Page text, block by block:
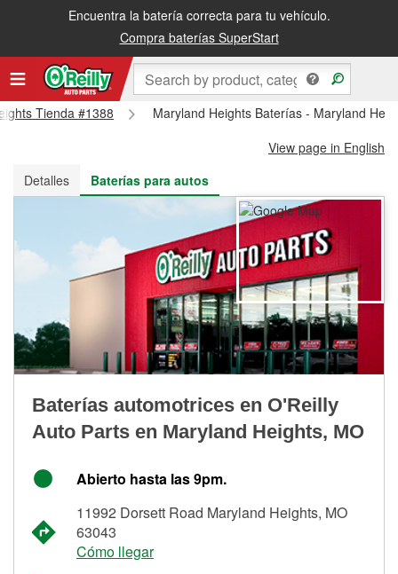
Encuentra la batería correcta para tu vehículo.
Compra baterías SuperStart
Recibe tu orden gratis al día siguiente o recógela en la tienda
Tienda #1388
Maryland Heights Baterías - Maryland
View page in English
Detalles
Baterías para autos
Baterías automotrices en O'Reilly
Auto Parts en Maryland Heights, MO
Abierto hasta las 9pm.
11992 Dorsett Road Maryland Heights, MO
63043
Cómo llegar